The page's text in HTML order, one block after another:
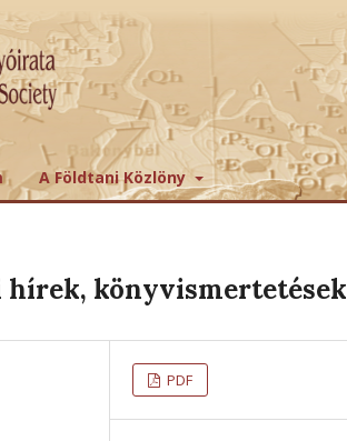
A Földtani Közlöny
hírek, könyvismertetések
PDF